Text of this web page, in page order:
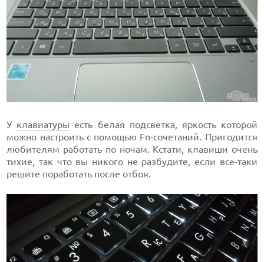
У клавиатуры есть белая подсветка, яркость которой
можно настроить с помощью Fn-сочетаний. Пригодится
любителям работать по ночам. Кстати, клавиши очень
тихие, так что вы никого не разбудите, если все-таки
решите поработать после отбоя.